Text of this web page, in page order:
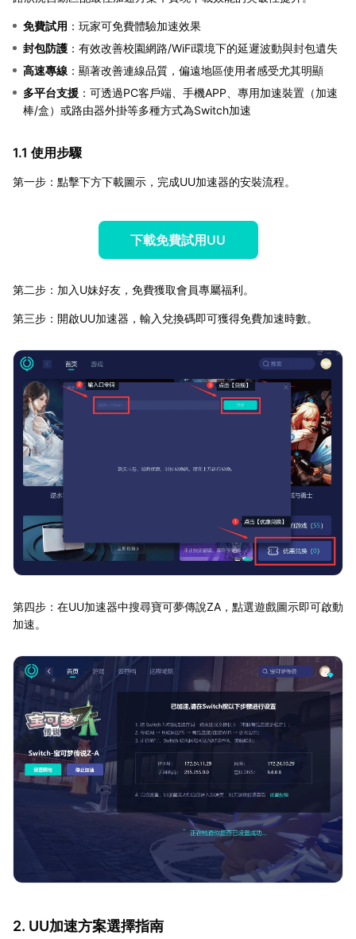
免費試用 ：玩家可免費體驗加速效果
封包防護 ：有效改善校園網路/WiFi環境下的延遲波動與封包遺失
高速專線 ：顯著改善連線品質，偏遠地區使用者感受尤其明顯
多平台支援 ：可透過PC客戶端、手機APP、專用加速裝置（加速
棒/盒）或路由器外掛等多種方式為Switch加速
1.1 使用步驟
第一步：點擊下方下載圖示，完成UU加速器的安裝流程。
下載免費試用UU
第二步：加入U妹好友，免費獲取會員專屬福利。
第三步：開啟UU加速器，輸入兌換碼即可獲得免費加速時數。
第四步：在UU加速器中搜尋寶可夢傳說ZA，點選遊戲圖示即可啟動
加速。
2. UU加速方案選擇指南